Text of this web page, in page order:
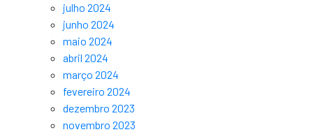
julho 2024
junho 2024
maio 2024
abril 2024
março 2024
fevereiro 2024
dezembro 2023
novembro 2023